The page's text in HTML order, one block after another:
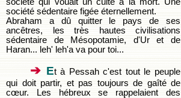
société sédentaire figée éternellement.
Abraham a dû quitter le pays de ses
ancêtres, les très hautes civilisations
sédentaire de Mésopotamie, d'Ur et de
Haran... leh' leh'a va pour toi...
➔ Et à Pessah c'est tout le peuple
qui doit partir, et pas toujours de gaîté de
cœur. Les hébreux se rappelaient des